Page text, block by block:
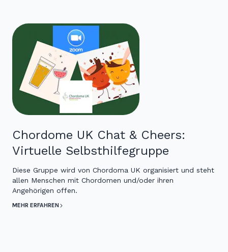
Chordome UK Chat & Cheers:
Virtuelle Selbsthilfegruppe
Diese Gruppe wird von Chordoma UK organisiert und steht
allen Menschen mit Chordomen und/oder ihren
Angehörigen offen.
MEHR ERFAHREN